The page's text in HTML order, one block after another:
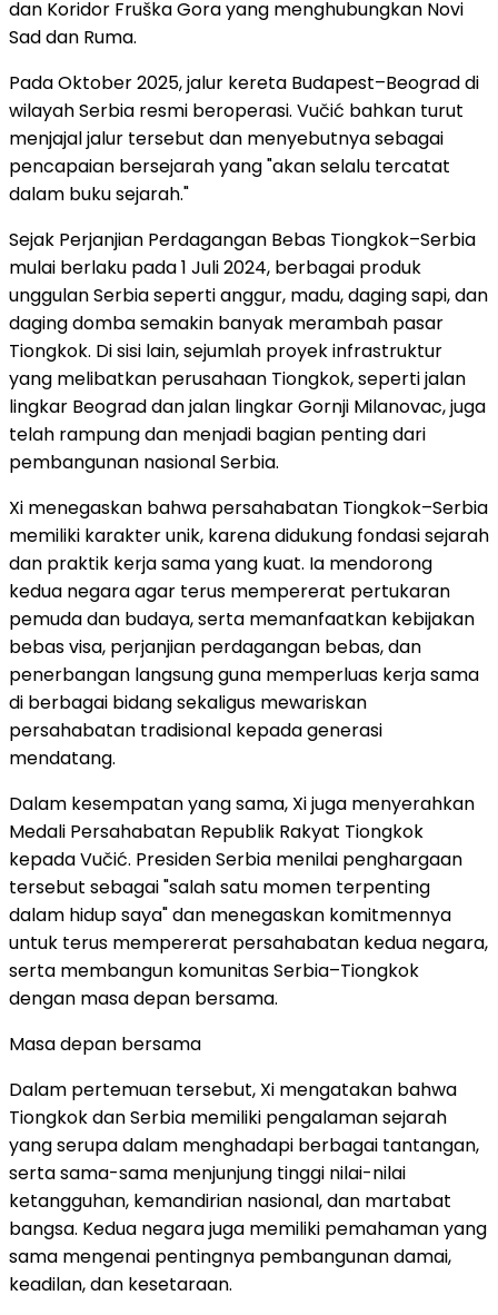
dan Koridor Fruška Gora yang menghubungkan Novi
Sad dan Ruma.
Pada Oktober 2025, jalur kereta Budapest–Beograd di
wilayah Serbia resmi beroperasi. Vučić bahkan turut
menjajal jalur tersebut dan menyebutnya sebagai
pencapaian bersejarah yang "akan selalu tercatat
dalam buku sejarah."
Sejak Perjanjian Perdagangan Bebas Tiongkok–Serbia
mulai berlaku pada 1 Juli 2024, berbagai produk
unggulan Serbia seperti anggur, madu, daging sapi, dan
daging domba semakin banyak merambah pasar
Tiongkok. Di sisi lain, sejumlah proyek infrastruktur
yang melibatkan perusahaan Tiongkok, seperti jalan
lingkar Beograd dan jalan lingkar Gornji Milanovac, juga
telah rampung dan menjadi bagian penting dari
pembangunan nasional Serbia.
Xi menegaskan bahwa persahabatan Tiongkok–Serbia
memiliki karakter unik, karena didukung fondasi sejarah
dan praktik kerja sama yang kuat. Ia mendorong
kedua negara agar terus mempererat pertukaran
pemuda dan budaya, serta memanfaatkan kebijakan
bebas visa, perjanjian perdagangan bebas, dan
penerbangan langsung guna memperluas kerja sama
di berbagai bidang sekaligus mewariskan
persahabatan tradisional kepada generasi
mendatang.
Dalam kesempatan yang sama, Xi juga menyerahkan
Medali Persahabatan Republik Rakyat Tiongkok
kepada Vučić. Presiden Serbia menilai penghargaan
tersebut sebagai "salah satu momen terpenting
dalam hidup saya" dan menegaskan komitmennya
untuk terus mempererat persahabatan kedua negara,
serta membangun komunitas Serbia–Tiongkok
dengan masa depan bersama.
Masa depan bersama
Dalam pertemuan tersebut, Xi mengatakan bahwa
Tiongkok dan Serbia memiliki pengalaman sejarah
yang serupa dalam menghadapi berbagai tantangan,
serta sama-sama menjunjung tinggi nilai-nilai
ketangguhan, kemandirian nasional, dan martabat
bangsa. Kedua negara juga memiliki pemahaman yang
sama mengenai pentingnya pembangunan damai,
keadilan, dan kesetaraan.